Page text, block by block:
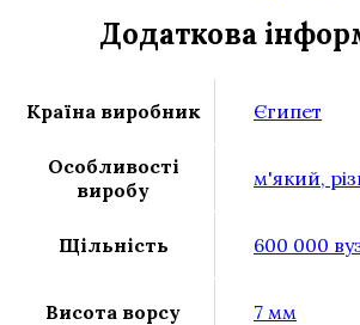
Додаткова
Країна виробник Єгипет
Особливості
виробу
м'який,
Щільність 600 000
Висота ворсу 7 мм